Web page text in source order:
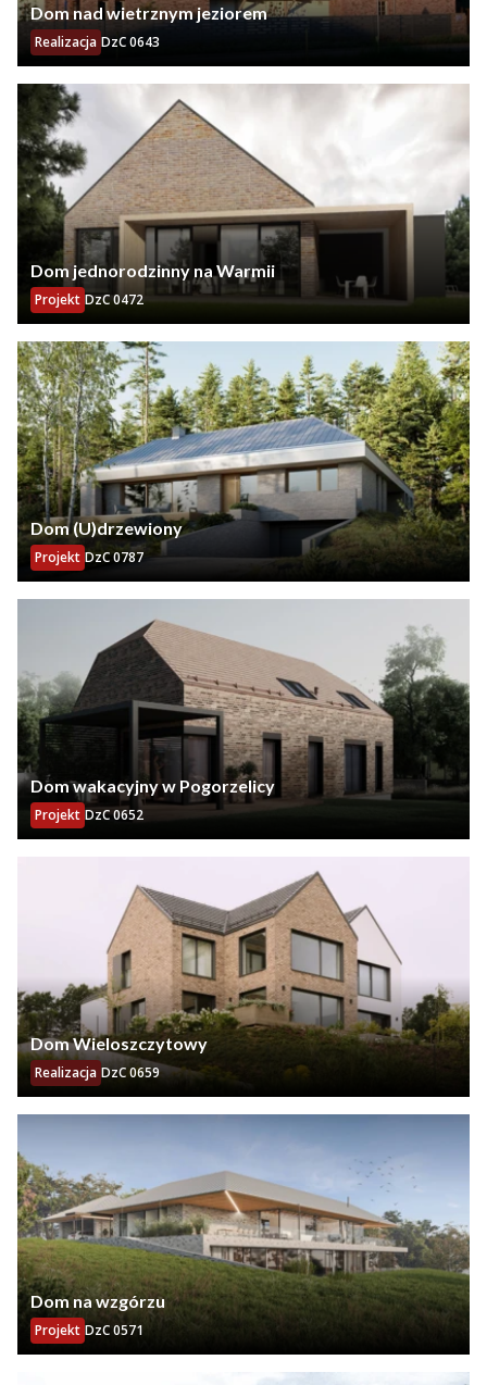
Dom nad wietrznym jeziorem
Realizacja DzC 0643
Dom jednorodzinny na Warmii
Projekt DzC 0472
Dom (U)drzewiony
Projekt DzC 0787
Dom wakacyjny w Pogorzelicy
Projekt DzC 0652
Dom Wieloszczytowy
Realizacja DzC 0659
Dom na wzgórzu
Projekt DzC 0571